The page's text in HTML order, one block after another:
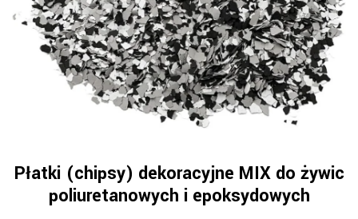
Płatki (chipsy) dekoracyjne MIX do żywic
poliuretanowych i epoksydowych